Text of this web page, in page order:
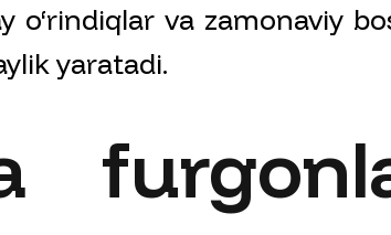
o‘rindiqlar va zamonaviy
yaratadi.